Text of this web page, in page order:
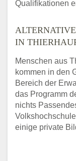
Qualifikationen
IN
Menschen aus
kommen in den
Bereich der
das Programm
nichts
einige private